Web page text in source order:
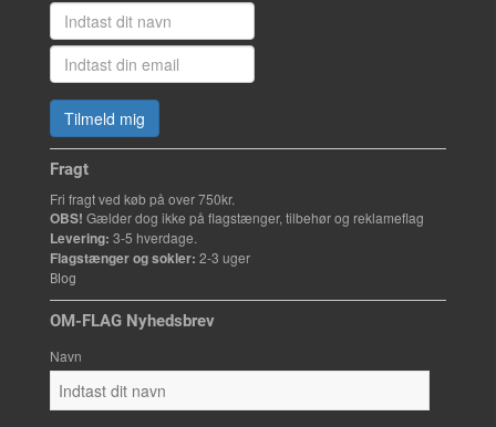
Tilmeld mig
Fragt
Fri fragt ved køb på over 750kr.
OBS! Gælder dog ikke på flagstænger, tilbehør og reklameflag
Levering: 3-5 hverdage.
Flagstænger og sokler: 2-3 uger
Blog
OM-FLAG Nyhedsbrev
Navn